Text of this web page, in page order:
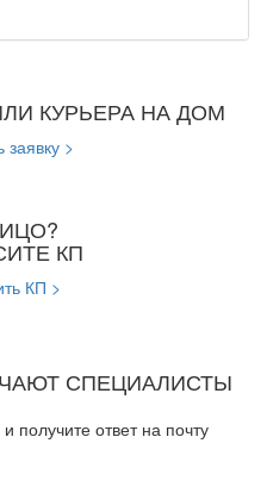
КУРЬЕРА НА ДОМ
>
КП
КП >
СПЕЦИАЛИСТЫ
получите ответ на почту